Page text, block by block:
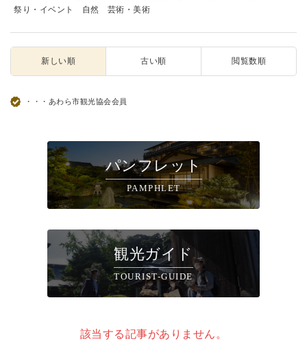
祭り・イベント
自然 芸術・美術
新しい順 古い順 閲覧数順
・・・あわら市観光協会会員
パンフレット
PAMPHLET
観光ガイド
TOURIST-GUIDE
該当する記事がありません。